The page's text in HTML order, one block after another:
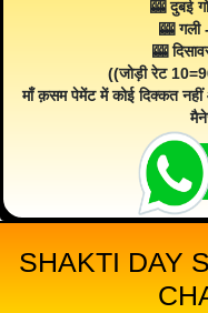
🎰 दुबई
🎰
🎰
((जोड़ी रेट
माँ क़सम पेमेंट में कोई दिक्कत
SHAKTI DAY